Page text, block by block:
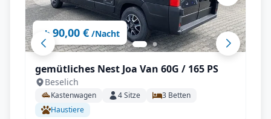
ab 90,00 € /Nacht
gemütliches Nest Joa Van 60G / 165 PS
Beselich
Kastenwagen 4Sitze 3 Betten
Haustiere